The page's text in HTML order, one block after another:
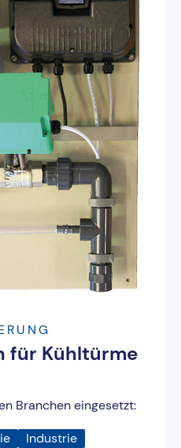
für Kühltürme
Branchen eingesetzt:
Industrie